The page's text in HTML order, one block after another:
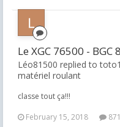
Le XGC 76500 - BGC
Léo81500 replied to
matériel roulant
classe tout ça!!!
February 15, 2018